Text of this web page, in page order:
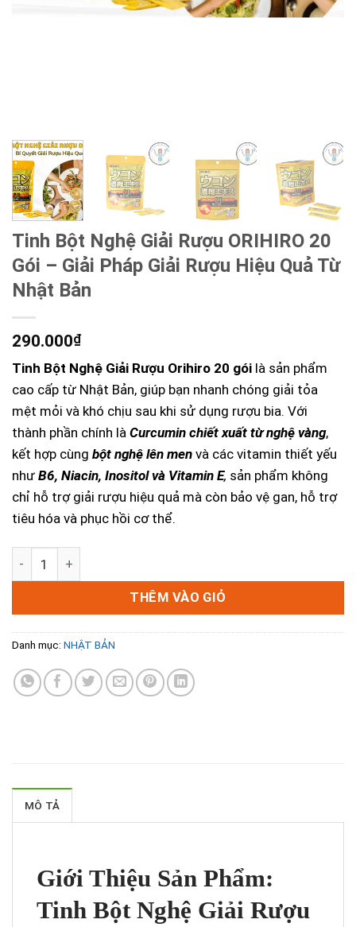
Tinh Bột Nghệ Giải Rượu ORIHIRO 20
Gói – Giải Pháp Giải Rượu Hiệu Quả Từ
Nhật Bản
290.000₫
Tinh Bột Nghệ Giải Rượu Orihiro 20 gói là sản phẩm
cao cấp từ Nhật Bản, giúp bạn nhanh chóng giải tỏa
mệt mỏi và khó chịu sau khi sử dụng rượu bia. Với
thành phần chính là Curcumin chiết xuất từ nghệ vàng,
kết hợp cùng bột nghệ lên men và các vitamin thiết yếu
như B6, Niacin, Inositol và Vitamin E, sản phẩm không
chỉ hỗ trợ giải rượu hiệu quả mà còn bảo vệ gan, hỗ trợ
tiêu hóa và phục hồi cơ thể.
THÊM VÀO GIỎ
Danh mục: NHẬT BẢN
MÔ TẢ
Giới Thiệu Sản Phẩm:
Tinh Bột Nghệ Giải Rượu